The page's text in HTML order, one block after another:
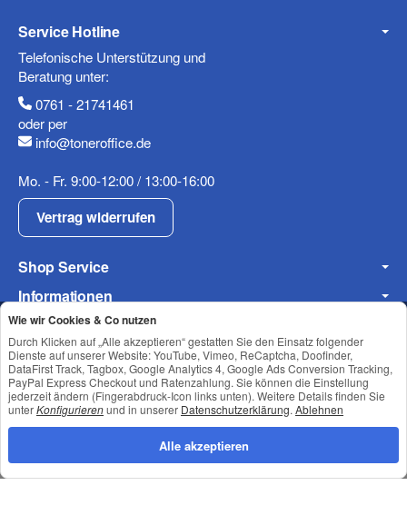
Service Hotline
Telefonische Unterstützung und
Beratung unter:
0761 - 21741461
oder per
info@toneroffice.de
Mo. - Fr. 9:00-12:00 / 13:00-16:00
Vertrag widerrufen
Shop Service
Informationen
Newsletter Abonnieren
Datenschutz•Impressum
Wie wir Cookies & Co nutzen
Durch Klicken auf „Alle akzeptieren“ gestatten Sie den Einsatz folgender
Dienste auf unserer Website: YouTube, Vimeo, ReCaptcha, Doofinder,
DataFirst Track, Tagbox, Google Analytics 4, Google Ads Conversion Tracking,
PayPal Express Checkout und Ratenzahlung. Sie können die Einstellung
jederzeit ändern (Fingerabdruck-Icon links unten). Weitere Details finden Sie
unterKonfigurierenund in unserer Datenschutzerklärung. Ablehnen
Alle akzeptieren